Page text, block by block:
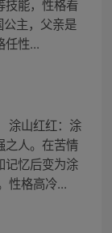
技能，性格看
主，父亲是
任性...
涂山红红：涂
之人。在苦情
记忆后变为涂
性格高冷...